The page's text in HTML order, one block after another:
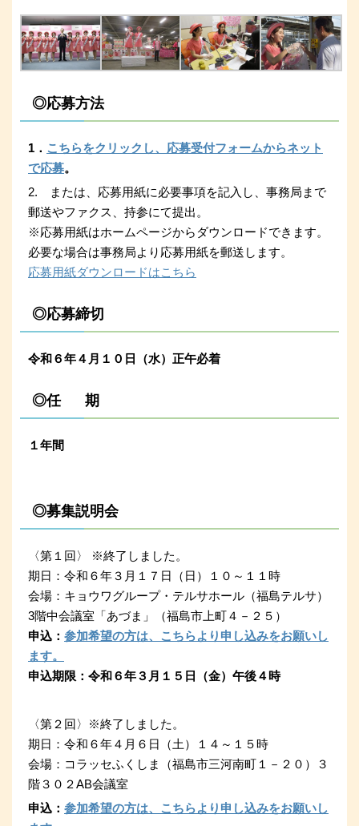
◎応募方法
1． こちらをクリックし、応募受付フォームからネット
で応募。
2. または、応募用紙に必要事項を記入し、事務局まで
郵送やファクス、持参にて提出。
※応募用紙はホームページからダウンロードできます。
必要な場合は事務局より応募用紙を郵送します。
応募用紙ダウンロードはこちら
◎応募締切
令和６年４月１０日（水）正午必着
◎任 期
１年間
◎募集説明会
〈第１回〉 ※終了しました。
期日：令和６年３月１７日（日）１０～１１時
会場：キョウワグループ・テルサホール（福島テルサ）
3階中会議室「あづま」（福島市上町４－２５）
申込： 参加希望の方は、こちらより申し込みをお願いし
ます。
申込期限：令和６年３月１５日（金）午後４時
〈第２回〉※終了しました。
期日：令和６年４月６日（土）１４～１５時
会場：コラッセふくしま（福島市三河南町１－２０）３
階３０２AB会議室
申込： 参加希望の方は、こちらより申し込みをお願いし